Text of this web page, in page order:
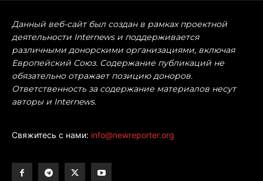
Данный веб-сайт был создан в рамках проектной
деятельности Internews и поддерживается
различными донорскими организациями, включая
Европейский Союз. Содержание публикаций не
обязательно отражает позицию доноров.
Ответственность за содержание материалов несут
авторы и Internews.
Свяжитесь с нами: info@newreporter.org